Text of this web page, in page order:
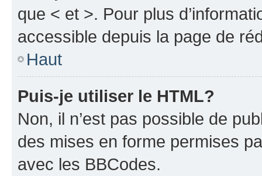
que < et >. Pour plus
accessible depuis la page de
Haut
Puis-je utiliser le HTML?
Non, il n’est pas possible de
des mises en forme permises
avec les BBCodes.